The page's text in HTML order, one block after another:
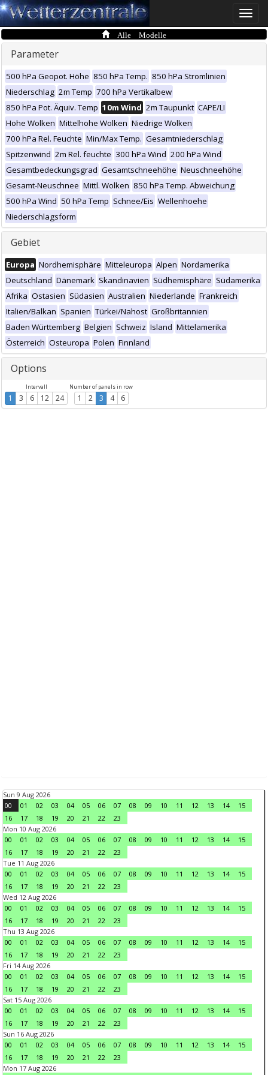
Toggle
Alle Modelle
Parameter
500 hPa Geopot. Höhe 850 hPa Temp. 850 hPa Stromlinien
Niederschlag 2m Temp 700 hPa Vertikalbew
850 hPa Pot. Äquiv. Temp 10m Wind 2m Taupunkt CAPE/LI
Hohe Wolken Mittelhohe Wolken Niedrige Wolken
700 hPa Rel. Feuchte Min/Max Temp. Gesamtniederschlag
Spitzenwind 2m Rel. feuchte 300 hPa Wind 200 hPa Wind
Gesamtbedeckungsgrad Gesamtschneehöhe Neuschneehöhe
Gesamt-Neuschnee Mittl. Wolken 850 hPa Temp. Abweichung
500 hPa Wind 50 hPa Temp Schnee/Eis Wellenhoehe
Niederschlagsform
Gebiet
Europa Nordhemisphäre Mitteleuropa Alpen Nordamerika
Deutschland Dänemark Skandinavien Südhemisphäre Südamerika
Afrika Ostasien Südasien Australien Niederlande Frankreich
Italien/Balkan Spanien Türkei/Nahost Großbritannien
Baden Württemberg Belgien Schweiz Island Mittelamerika
Österreich Osteuropa Polen Finnland
Options
Intervall
1 3 6 12 24
Number of panels in row
1 2 3 4 6
Sun 9 Aug 2026
00
01 02 03 04 05 06 07 08 09 10 11 12 13 14
15
16
17 18 19 20 21 22
23
Mon 10 Aug 2026
00
01 02 03 04 05 06 07 08 09 10 11 12 13 14
15
16
17 18 19 20 21 22
23
Tue 11 Aug 2026
00
01 02 03 04 05 06 07 08 09 10 11 12 13 14
15
16
17 18 19 20 21 22
23
Wed 12 Aug 2026
00
01 02 03 04 05 06 07 08 09 10 11 12 13 14
15
16
17 18 19 20 21 22
23
Thu 13 Aug 2026
00
01 02 03 04 05 06 07 08 09 10 11 12 13 14
15
16
17 18 19 20 21 22
23
Fri 14 Aug 2026
00
01 02 03 04 05 06 07 08 09 10 11 12 13 14
15
16
17 18 19 20 21 22
23
Sat 15 Aug 2026
00
01 02 03 04 05 06 07 08 09 10 11 12 13 14
15
16
17 18 19 20 21 22
23
Sun 16 Aug 2026
00
01 02 03 04 05 06 07 08 09 10 11 12 13 14
15
16
17 18 19 20 21 22
23
Mon 17 Aug 2026